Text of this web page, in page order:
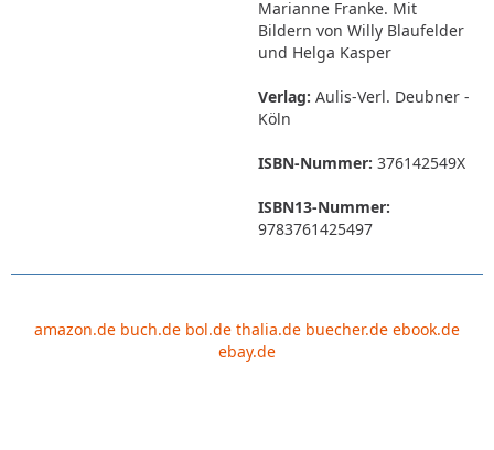
Marianne Franke. Mit
Bildern von Willy Blaufelder
und Helga Kasper
Verlag: Aulis-Verl. Deubner -
Köln
ISBN-Nummer: 376142549X
ISBN13-Nummer:
9783761425497
amazon.de buch.de bol.de thalia.de buecher.de ebook.de
ebay.de